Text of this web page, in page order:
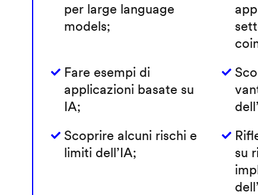
per large language
models;
Fare esempi di
applicazioni basate su
IA;
Scoprire alcuni rischi e
limiti dell’IA;
su